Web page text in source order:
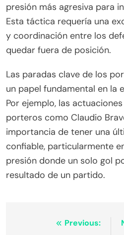
presión más agresiva para
Esta táctica requería una
y coordinación entre los
quedar fuera de posición.
Las paradas clave de los
un papel fundamental en la
Por ejemplo, las
porteros como Claudio
importancia de tener una
confiable, particularmente
presión donde un solo gol
resultado de un partido.
Previous: